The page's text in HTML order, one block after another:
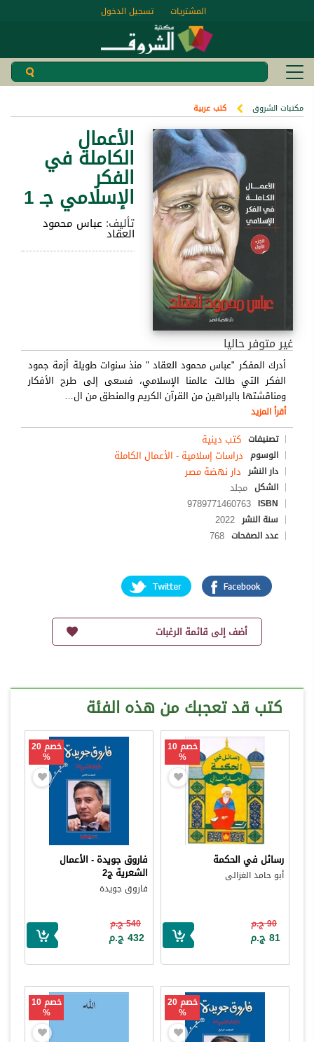
تسجيل الدخول المشتريات
مكتبات الشروق كتب عربية
الأعمال
الكاملة في
الفكر
الإسلامي جـ 1
تأليف: عباس محمود
العقاد
غير متوفر حاليا
أدرك المفكر "عباس محمود العقاد " منذ سنوات طويلة أزمة جمود
الفكر التي طالت عالمنا الإسلامي، فسعى إلى طرح الأفكار
ومناقشتها بالبراهين من القرآن الكريم والمنطق من ال…
أقرأ المزيد
تصنيفات كتب دينية
الوسوم دراسات إسلامية - الأعمال الكاملة
دار النشر دار نهضة مصر
الشكل مجلد
ISBN
9789771460763
سنة النشر 2022
عدد الصفحات 768
أضف إلى قائمة الرغبات
كتب قد تعجبك من هذه الفئة
خصم 10
%
رسائل في الحكمة
أبو حامد الغزالى
90 ج.م
81 ج.م
خصم 20
%
فاروق جويدة - الأعمال
الشعرية ج2
فاروق جويدة
540 ج.م
432 ج.م
خصم 20
%
خصم 10
%